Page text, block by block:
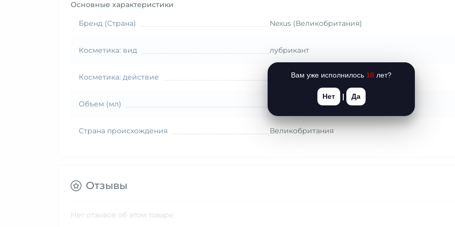
Основные характеристики
Бренд (Страна) Nexus (Великобритания)
Косметика: вид лубрикант
Косметика: действие без эффекта
Объем (мл)
Страна происхождения Великобритания
Отзывы
Нет отзывов об этом товаре.
Вам уже исполнилось 18 лет?
Нет | Да